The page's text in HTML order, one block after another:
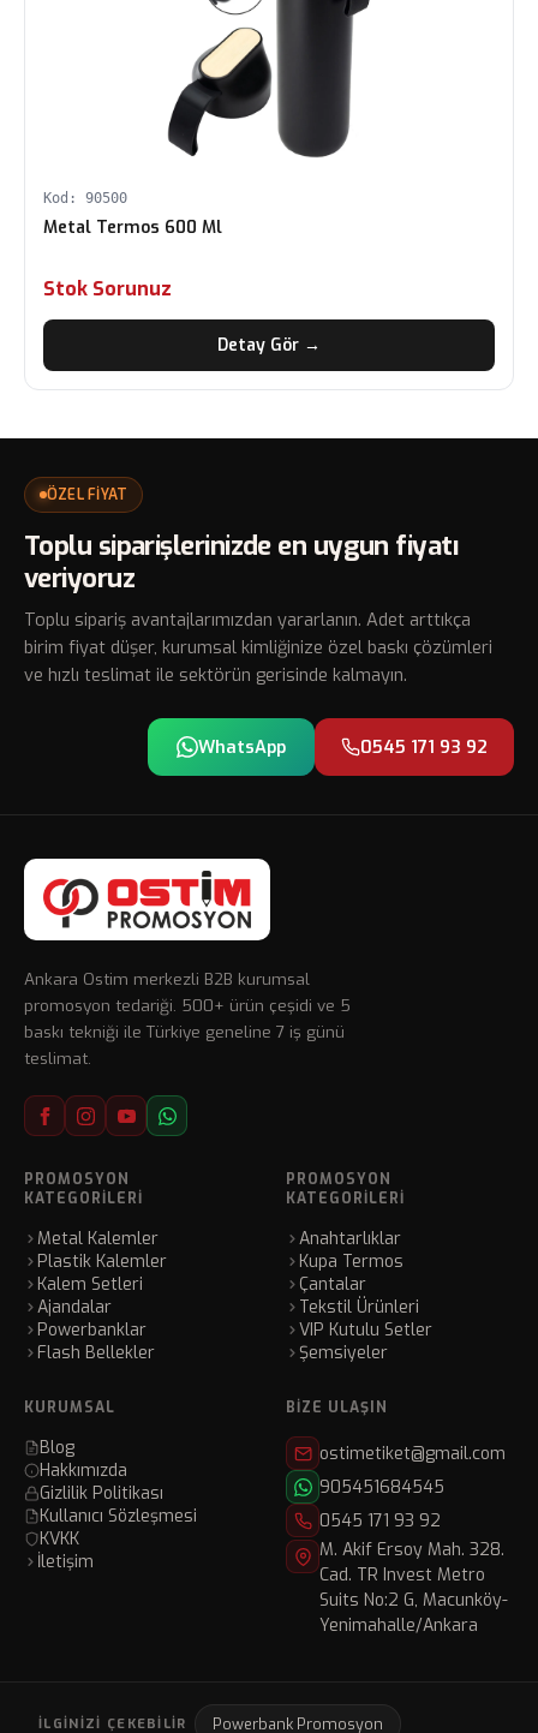
Kod: 90500
Metal Termos 600 Ml
Stok Sorunuz
Detay Gör →
ÖZEL FİYAT
Toplu siparişlerinizde en uygun fiyatı
veriyoruz
Toplu sipariş avantajlarımızdan yararlanın. Adet arttıkça
birim fiyat düşer, kurumsal kimliğinize özel baskı çözümleri
ve hızlı teslimat ile sektörün gerisinde kalmayın.
WhatsApp 0545 171 93 92
Ankara Ostim merkezli B2B kurumsal
promosyon tedariği. 500+ ürün çeşidi ve 5
baskı tekniği ile Türkiye geneline 7 iş günü
teslimat.
PROMOSYON
KATEGORILERI
Metal Kalemler
Plastik Kalemler
Kalem Setleri
Ajandalar
Powerbanklar
Flash Bellekler
PROMOSYON
KATEGORILERI
Anahtarlıklar
Kupa Termos
Çantalar
Tekstil Ürünleri
VIP Kutulu Setler
Şemsiyeler
KURUMSAL
Blog
Hakkımızda
Gizlilik Politikası
Kullanıcı Sözleşmesi
KVKK
İletişim
BIZE ULAŞIN
ostimetiket@gmail.com
905451684545
0545 171 93 92
M. Akif Ersoy Mah. 328.
Cad. TR Invest Metro
Suits No:2 G, Macunköy-
Yenimahalle/Ankara
İLGINIZI ÇEKEBILIR Powerbank Promosyon